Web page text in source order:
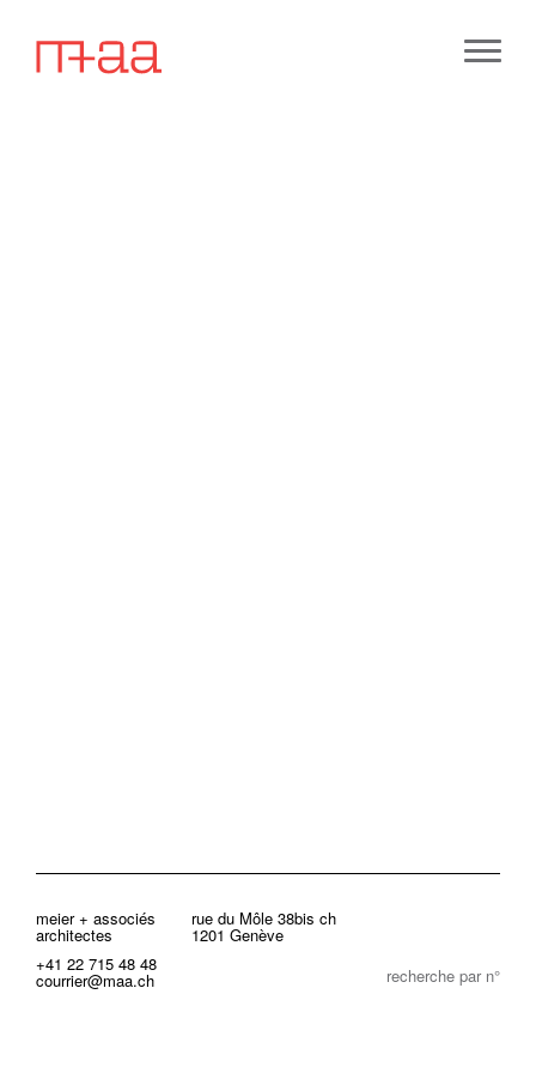
meier + associés
architectes
rue du Môle 38bis ch
1201 Genève
+41 22 715 48 48
courrier@maa.ch recherche par n°